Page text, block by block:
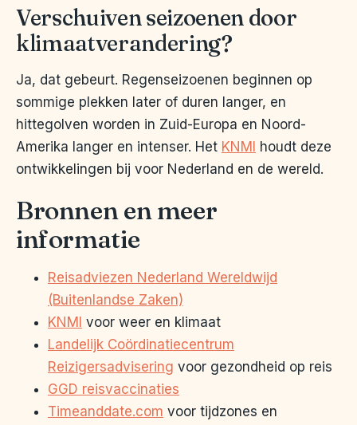
Verschuiven seizoenen door
klimaatverandering?
Ja, dat gebeurt. Regenseizoenen beginnen op
sommige plekken later of duren langer, en
hittegolven worden in Zuid-Europa en Noord-
Amerika langer en intenser. Het KNMI
houdt deze
ontwikkelingen bij voor Nederland en de wereld.
Bronnen en meer
informatie
Reisadviezen Nederland Wereldwijd
(Buitenlandse Zaken)
KNMI voor weer en klimaat
Landelijk Coördinatiecentrum
Reizigersadvisering voor gezondheid op reis
GGD reisvaccinaties
Timeanddate.com voor tijdzones en